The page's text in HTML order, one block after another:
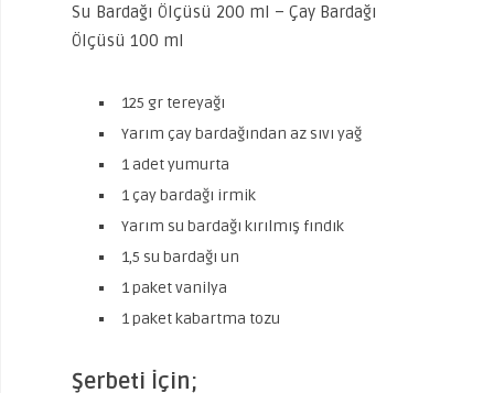
Su Bardağı Ölçüsü 200 ml – Çay Bardağı
Ölçüsü 100 ml
125 gr tereyağı
Yarım çay bardağından az sıvı yağ
1 adet yumurta
1 çay bardağı irmik
Yarım su bardağı kırılmış fındık
1,5 su bardağı un
1 paket vanilya
1 paket kabartma tozu
Şerbeti İçin;